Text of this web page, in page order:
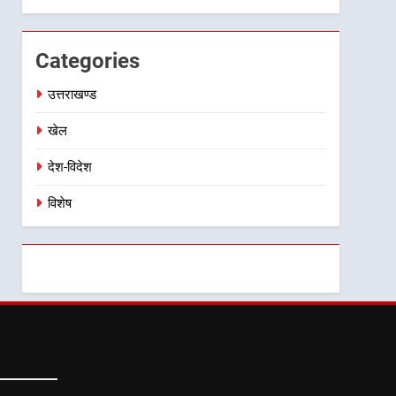
Categories
उत्तराखण्ड
खेल
देश-विदेश
विशेष